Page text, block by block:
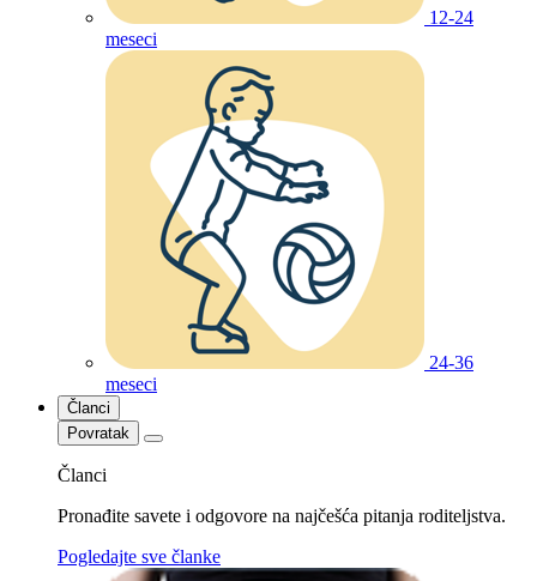
12-24
meseci
24-36
meseci
Članci
Povratak
Članci
Pronađite savete i odgovore na najčešća pitanja roditeljstva.
Pogledajte sve članke